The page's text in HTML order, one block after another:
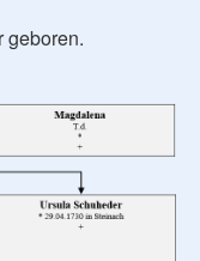
geboren.